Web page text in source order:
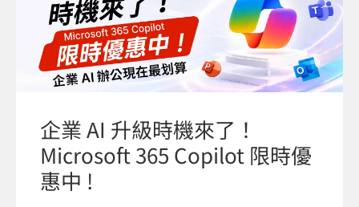
企業 AI 升級時機來了！
Microsoft 365 Copilot 限時優
惠中 !